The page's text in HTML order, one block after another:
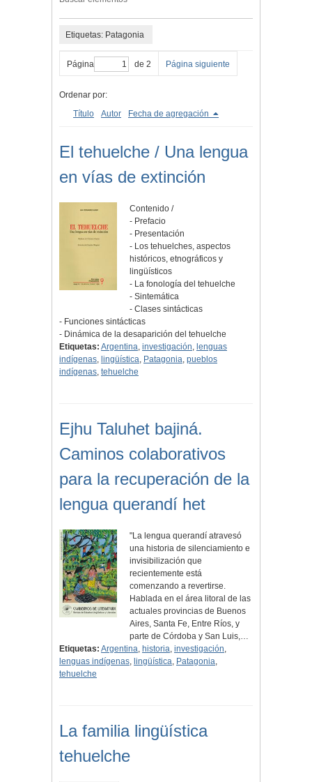
Etiquetas: Patagonia
Página de 2 Página siguiente
Ordenar por:
Título
Autor Fecha de agregación
El tehuelche / Una lengua
en vías de extinción
Contenido /
- Prefacio
- Presentación
- Los tehuelches, aspectos
históricos, etnográficos y
lingüísticos
- La fonología del tehuelche
- Sintemática
- Clases sintácticas
- Funciones sintácticas
- Dinámica de la desaparición del tehuelche
Etiquetas: Argentina, investigación, lenguas
indígenas, lingüística, Patagonia, pueblos
indígenas, tehuelche
Ejhu Taluhet bajiná.
Caminos colaborativos
para la recuperación de la
lengua querandí het
"La lengua querandí atravesó
una historia de silenciamiento e
invisibilización que
recientemente está
comenzando a revertirse.
Hablada en el área litoral de las
actuales provincias de Buenos
Aires, Santa Fe, Entre Ríos, y
parte de Córdoba y San Luis,…
Etiquetas: Argentina, historia, investigación,
lenguas indígenas, lingüística, Patagonia,
tehuelche
La familia lingüística
tehuelche